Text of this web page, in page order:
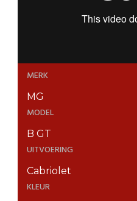
MERK
MG
MODEL
B GT
UITVOERING
Cabriolet
KLEUR